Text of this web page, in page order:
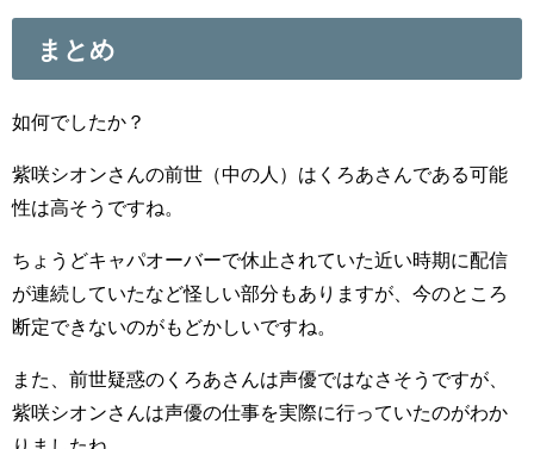
まとめ
如何でしたか？
紫咲シオンさんの前世（中の人）はくろあさんである可能
性は高そうですね。
ちょうどキャパオーバーで休止されていた近い時期に配信
が連続していたなど怪しい部分もありますが、今のところ
断定できないのがもどかしいですね。
また、前世疑惑のくろあさんは声優ではなさそうですが、
紫咲シオンさんは声優の仕事を実際に行っていたのがわか